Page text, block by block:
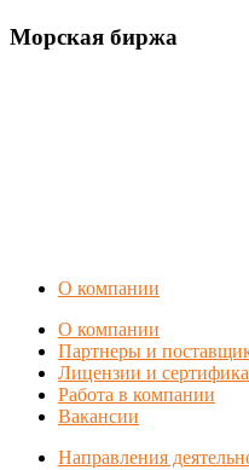
Морская биржа
О компании
О компании
Партнеры и
Лицензии и
Работа в компании
Вакансии
Направления